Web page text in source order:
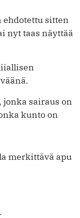
sitten
nyt taas näyttää
sairaus on
kunto on
merkittävä apu